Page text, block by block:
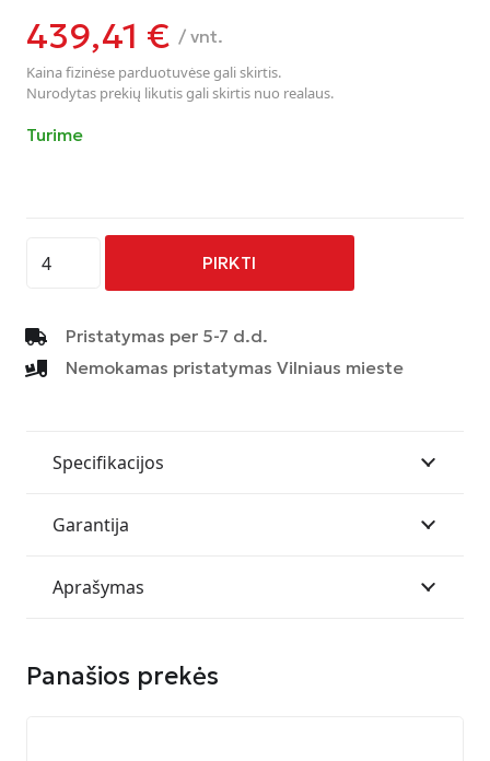
439,41 € / vnt.
Kaina fizinėse parduotuvėse gali skirtis.
Nurodytas prekių likutis gali skirtis nuo realaus.
Turime
kiekis:
COMBAT
9020
6P2
BLA
PIRKTI
Pristatymas per 5-7 d.d.
Nemokamas pristatymas Vilniaus mieste
Specifikacijos
Garantija
Aprašymas
Panašios prekės